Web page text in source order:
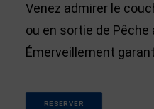
Venez admirer le
ou en sortie de Pêche
Émerveillement
RÉSERVER